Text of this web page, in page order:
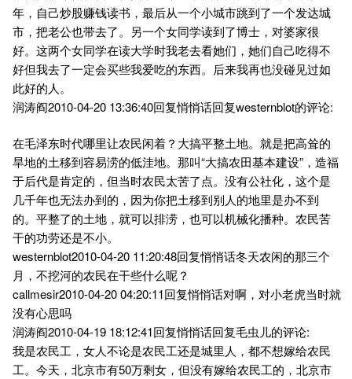
年，自己炒股赚钱读书，最后从一个小城市跳到了一个发达城
市，把老公也带去了。另一个女同学读到了博士，对婆家很
好。这两个女同学在读大学时我老去看她们，她们自己吃得不
好但我去了一定会买些我爱吃的东西。后来我再也没碰见过如
此好的人。
润涛阎2010-04-20 13:36:40回复悄悄话回复westernblot的评论:
在毛泽东时代哪里让农民闲着？大搞平整土地。就是把高耸的
旱地的土移到容易涝的低洼地。那叫“大搞农田基本建设”，造福
于后代是肯定的，但当时农民太苦了点。没有公社化，这个是
几千年也无法办到的，因为你把土移到别人的地里是办不到
的。平整了的土地，就可以排涝，也可以机械化播种。农民苦
干的功劳还是不小。
westernblot2010-04-20 11:20:48回复悄悄话冬天农闲的那三个
月，不挖河的农民在干些什么呢？
callmesir2010-04-20 04:20:11回复悄悄话对啊，对小老虎当时就
没有心思吗
润涛阎2010-04-19 18:12:41回复悄悄话回复毛虫儿的评论:
我是农民工，女人不论是农民工还是城里人，都不想嫁给农民
工。今天，北京市有50万剩女，但没有嫁给农民工的，北京市